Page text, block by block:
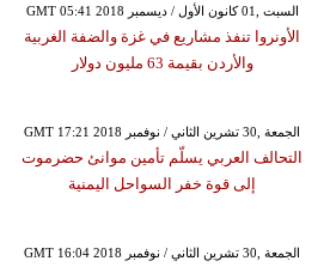
GMT 05:41 2018 السبت ,01 كانون الأول / ديسمبر
الأونروا تنفذ مشاريع في غزة والضفة الغربية
والأردن بقيمة 63 مليون دولار
GMT 17:21 2018 الجمعة ,30 تشرين الثاني / نوفمبر
التحالف العربي يسلّم تأمين موانئ حضرموت
إلى قوة خفر السواحل اليمنية
GMT 16:04 2018 الجمعة ,30 تشرين الثاني / نوفمبر